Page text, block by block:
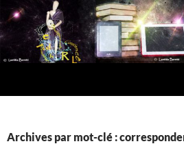
Aller
au
contenu
Archives par mot-clé :